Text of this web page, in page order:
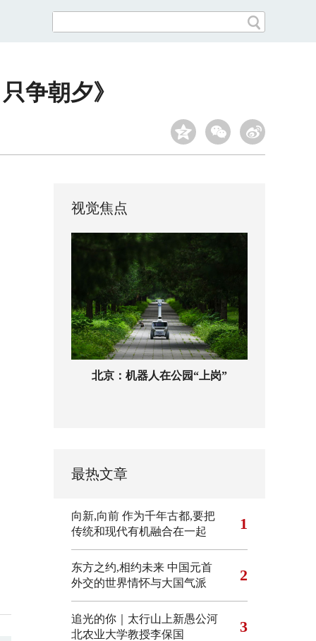
争朝夕》
视觉焦点
北京：机器人在公园“上岗”
最热文章
向新,向前 作为千年古都,要把
传统和现代有机融合在一起
1
东方之约,相约未来 中国元首
外交的世界情怀与大国气派
2
追光的你｜太行山上新愚公河
北农业大学教授李保国
3